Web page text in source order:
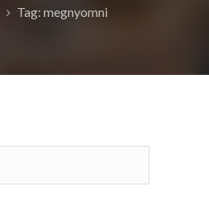
Tag: megnyomni